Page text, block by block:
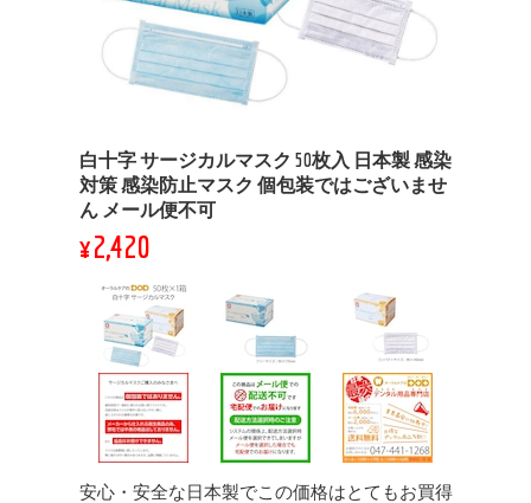
白十字 サージカルマスク 50枚入 日本製 感染
対策 感染防止マスク 個包装ではございませ
ん メール便不可
¥2,420
安心・安全な日本製でこの価格はとてもお買得